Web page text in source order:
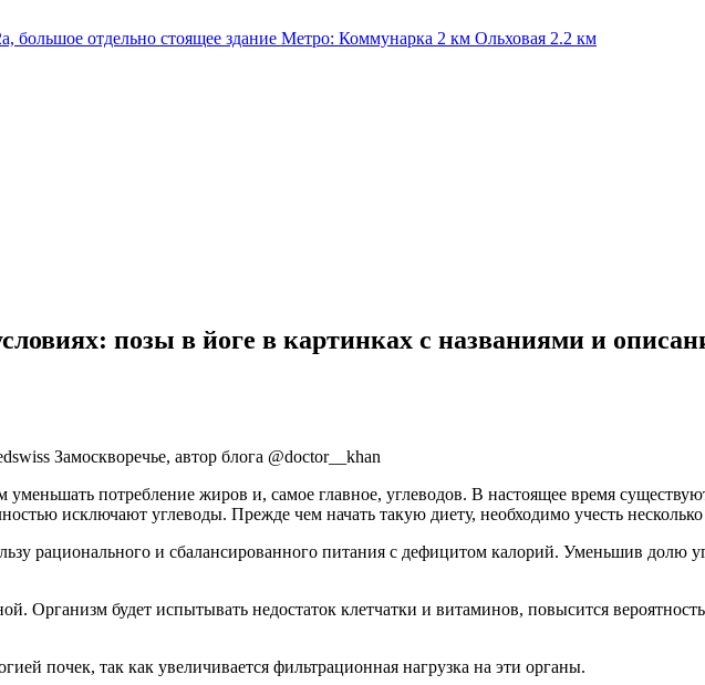
большое отдельно стоящее здание Метро: Коммунарка 2 км Ольховая 2.2 км
позы в йоге в картинках с названиями и
Замоскворечье, автор блога @doctor__khan
потребление жиров и, самое главное, углеводов. В настоящее время
исключают углеводы. Прежде чем начать такую диету, необходимо учесть
рационального и сбалансированного питания с дефицитом калорий. Уменьшив долю
Организм будет испытывать недостаток клетчатки и витаминов, повысится
почек, так как увеличивается фильтрационная нагрузка на эти органы.